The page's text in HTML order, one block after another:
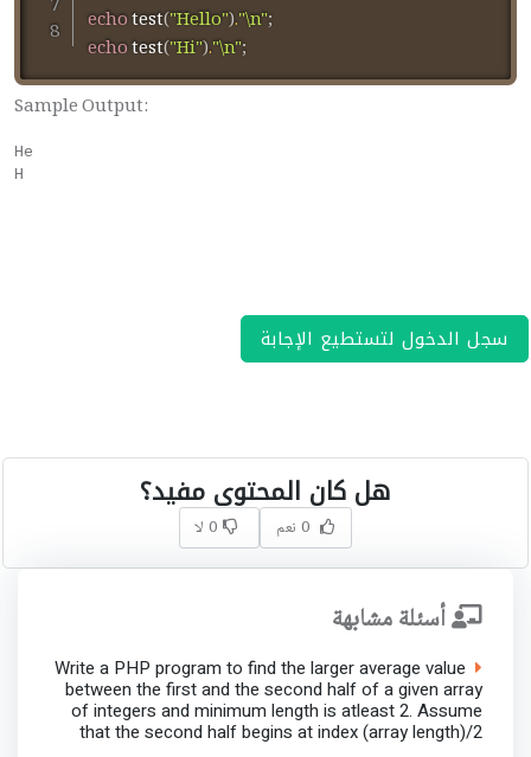
echotest("Hello")."\n";
echotest("Hi")."\n";
Sample Output:
He
H
سجل الدخول لتستطيع الإجابة
هل كان المحتوى مفيد؟
0 نعم 0 لا
أسئلة مشابهة
Write a PHP program to find the larger average value
between the first and the second half of a given array
of integers and minimum length is atleast 2. Assume
that the second half begins at index (array length)/2